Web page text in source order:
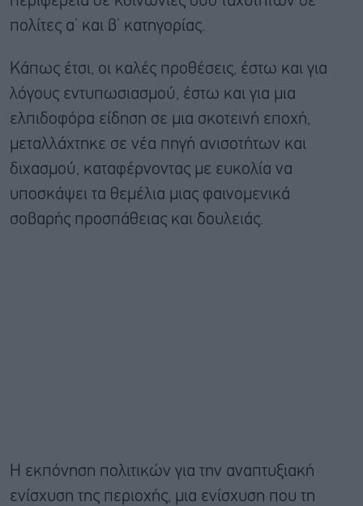
πολίτες α’ και β’ κατηγορίας.
Κάπως έτσι, οι καλές προθέσεις, έστω και για
λόγους εντυπωσιασμού, έστω και για μια
ελπιδοφόρα είδηση σε μια σκοτεινή εποχή,
μεταλλάχτηκε σε νέα πηγή ανισοτήτων και
διχασμού, καταφέρνοντας με ευκολία να
υποσκάψει τα θεμέλια μιας φαινομενικά
σοβαρής προσπάθειας και δουλειάς.
Η εκπόνηση πολιτικών για την αναπτυξιακή
ενίσχυση της περιοχής, μια ενίσχυση που τη